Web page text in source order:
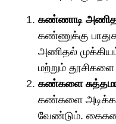
கண்ணாடி
கண்ணுக்கு
அணிதல்
மற்றும்
கண்களை
கண்களை
வேண்டும்.